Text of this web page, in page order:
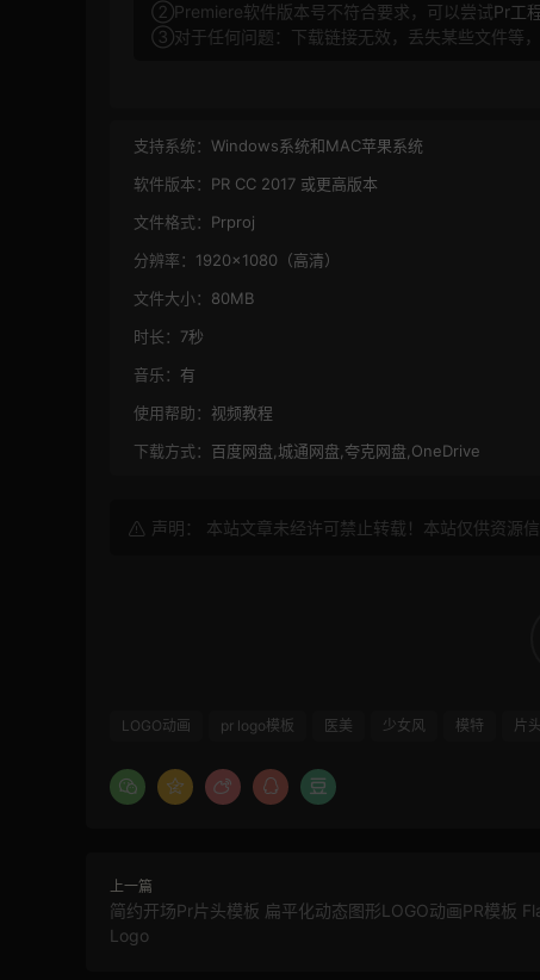
②Premiere软件版本号不符合要求，可以尝试Pr工
③对于任何问题：下载链接无效，丢失某些文件等
支持系统： Windows系统和MAC苹果系统
软件版本： PR CC 2017 或更高版本
文件格式： Prproj
分辨率： 1920×1080（高清）
文件大小： 80MB
时长： 7秒
音乐： 有
使用帮助： 视频教程
下载方式： 百度网盘,城通网盘,夸克网盘,OneDrive
声明： 本站文章未经许可禁止转载！本站仅供资源
LOGO动画 pr logo模板 医美 少女风 模特 片
上一篇
简约开场Pr片头模板 扁平化动态图形LOGO动画PR模板
Logo